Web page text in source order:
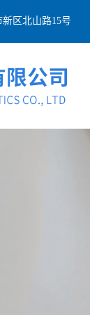
区北山路15号